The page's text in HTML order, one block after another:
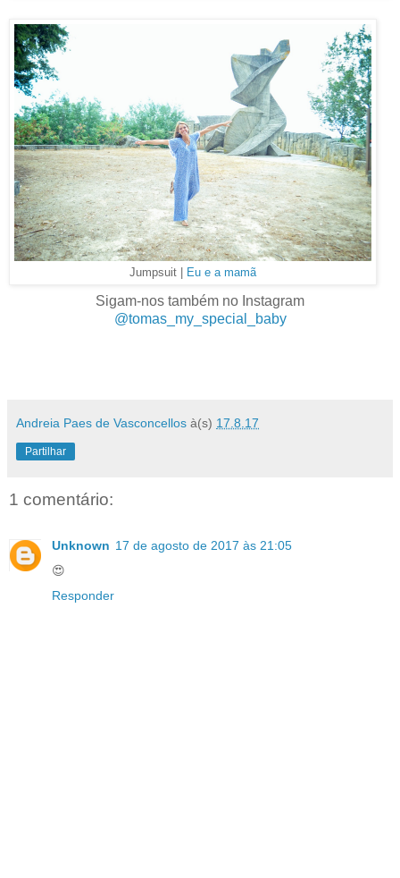
Jumpsuit | Eu e a mamã
Sigam-nos também no Instagram
@tomas_my_special_baby
Andreia Paes de Vasconcellos à(s) 17.8.17
Partilhar
1 comentário:
Unknown 17 de agosto de 2017 às 21:05
😍
Responder